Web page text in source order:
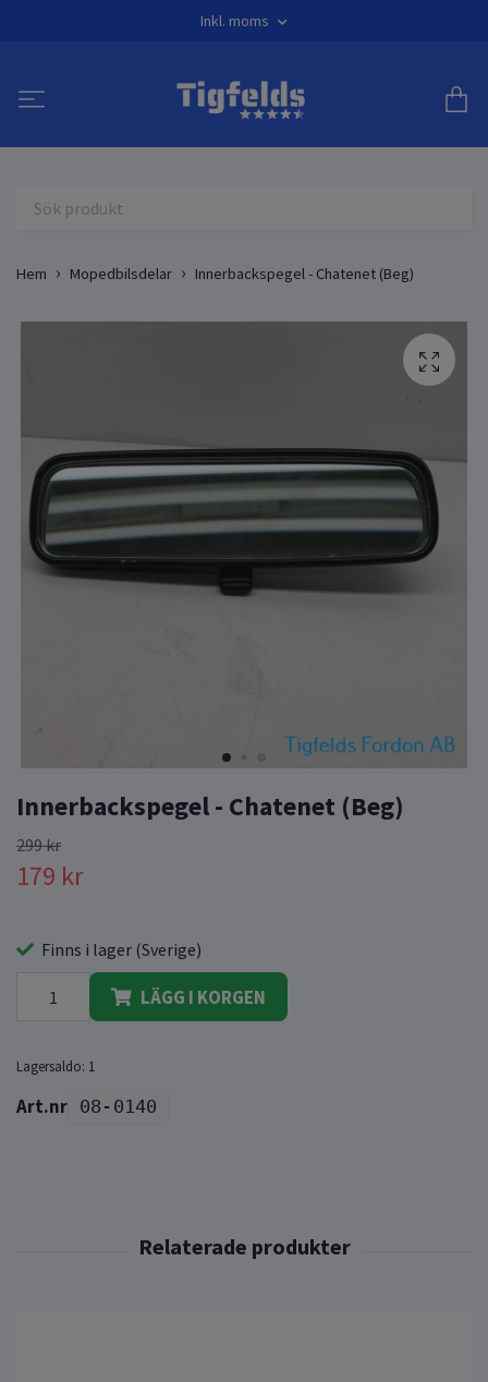
Inkl. moms
Hem Mopedbilsdelar Innerbackspegel - Chatenet (Beg)
Innerbackspegel - Chatenet (Beg)
299 kr
179 kr
Finns i lager (Sverige)
LÄGG I KORGEN
Lagersaldo: 1
08-0140